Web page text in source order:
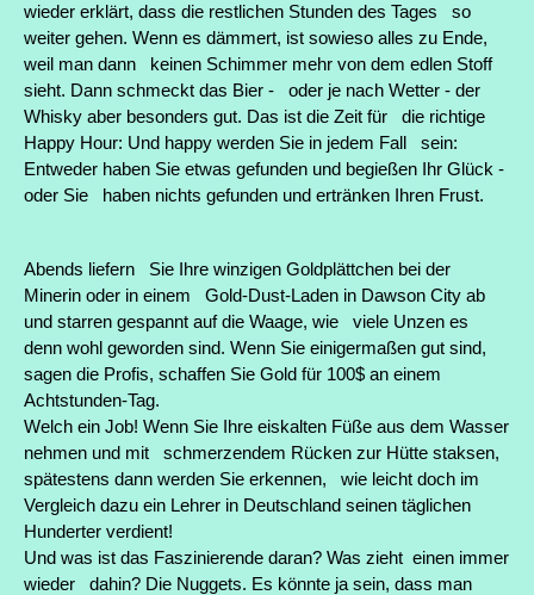
wieder erklärt, dass die restlichen Stunden des Tages so
weiter gehen. Wenn es dämmert, ist sowieso alles zu Ende,
weil man dann keinen Schimmer mehr von dem edlen Stoff
sieht. Dann schmeckt das Bier - oder je nach Wetter - der
Whisky aber besonders gut. Das ist die Zeit für die richtige
Happy Hour: Und happy werden Sie in jedem Fall sein:
Entweder haben Sie etwas gefunden und begießen Ihr Glück -
oder Sie haben nichts gefunden und ertränken Ihren Frust.
Abends liefern Sie Ihre winzigen Goldplättchen bei der
Minerin oder in einem Gold-Dust-Laden in Dawson City ab
und starren gespannt auf die Waage, wie viele Unzen es
denn wohl geworden sind. Wenn Sie einigermaßen gut sind,
sagen die Profis, schaffen Sie Gold für 100$ an einem
Achtstunden-Tag.
Welch ein Job! Wenn Sie Ihre eiskalten Füße aus dem Wasser
nehmen und mit schmerzendem Rücken zur Hütte staksen,
spätestens dann werden Sie erkennen, wie leicht doch im
Vergleich dazu ein Lehrer in Deutschland seinen täglichen
Hunderter verdient!
Und was ist das Faszinierende daran? Was zieht einen immer
wieder dahin? Die Nuggets. Es könnte ja sein, dass man